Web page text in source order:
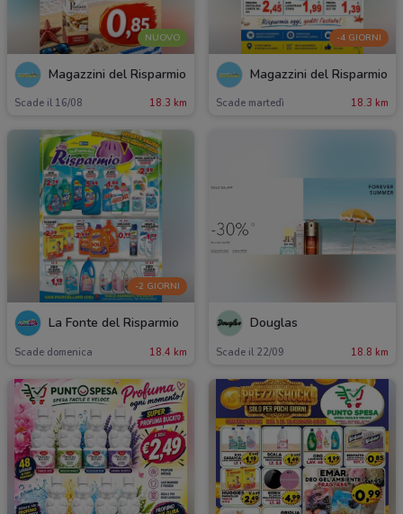
NUOVO
Magazzini del Risparmio
Scade il 16/08 18.3 km
-4 GIORNI
Magazzini del Risparmio
Scade martedì 18.3 km
-2 GIORNI
La Fonte del Risparmio
Scade domenica 18.4 km
Douglas
Scade il 22/09 18.8 km